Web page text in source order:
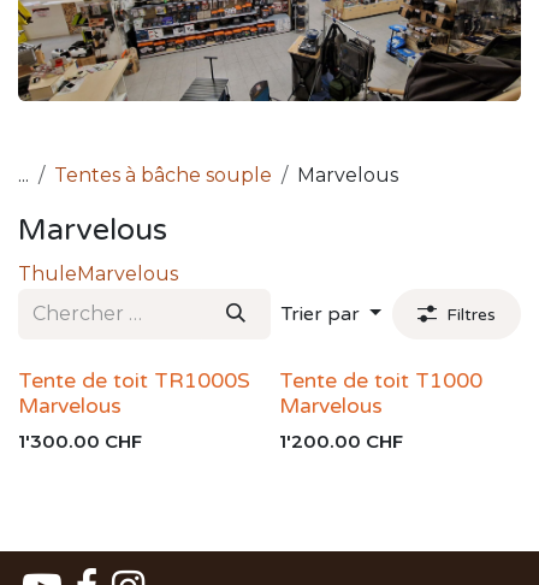
... Tentes à bâche souple Marvelous
Marvelous
Thule Marvelous
Trier par Filtres
Tente de toit TR1000S
Marvelous
1'300.00 CHF
Tente de toit T1000
Marvelous
1'200.00 CHF